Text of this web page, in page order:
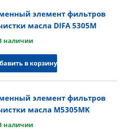
элемент фильтров
масла DIFA 5305M
наличии
в корзину
элемент фильтров
масла M5305MK
наличии